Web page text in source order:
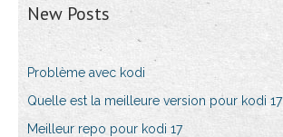
New Posts
Problème avec kodi
Quelle est la meilleure version pour kodi 17
Meilleur repo pour kodi 17